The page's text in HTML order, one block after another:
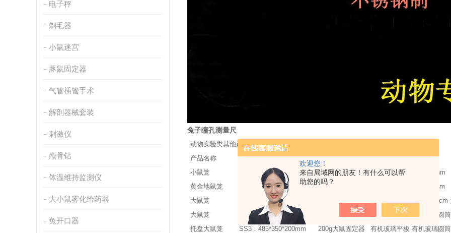
欢迎您！
来自局域网的朋友！有什么可以帮
助您的吗？
电子秤
剃毛器
小鼠迷宫
豚鼠固定器
气管插管手术
解剖器械套装
刺激仪
颅骨钻
体温维持监测仪
大小鼠雾化给药器
兔开口器
兔子瞳孔测量尺
动物实验类其他产品型号尺寸参考如下
产品名称
规格/型号 产品名称
规格/型号
小鼠笼
M1：290*178*160mm 小鼠灌胃针
9号：60mm 12号：64mm
黄金地鼠笼
JM1：320*220*160mm 大鼠灌胃针
16号：10cm 20号：11cm
大鼠笼
H1：380*325*180mm
小号：1.6cm 中号：3.5cm
大鼠笼
R1：460*300*160mm 小鼠固定器
有机玻璃平板 有机玻璃圆
托盘大鼠笼
SS3：485*350*200mm 200g大鼠固定器 有机玻璃平板 有机玻璃圆筒